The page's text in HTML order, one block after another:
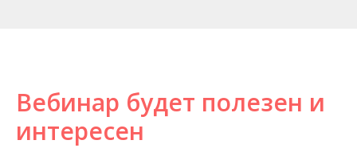
Вебинар будет полезен и
интересен